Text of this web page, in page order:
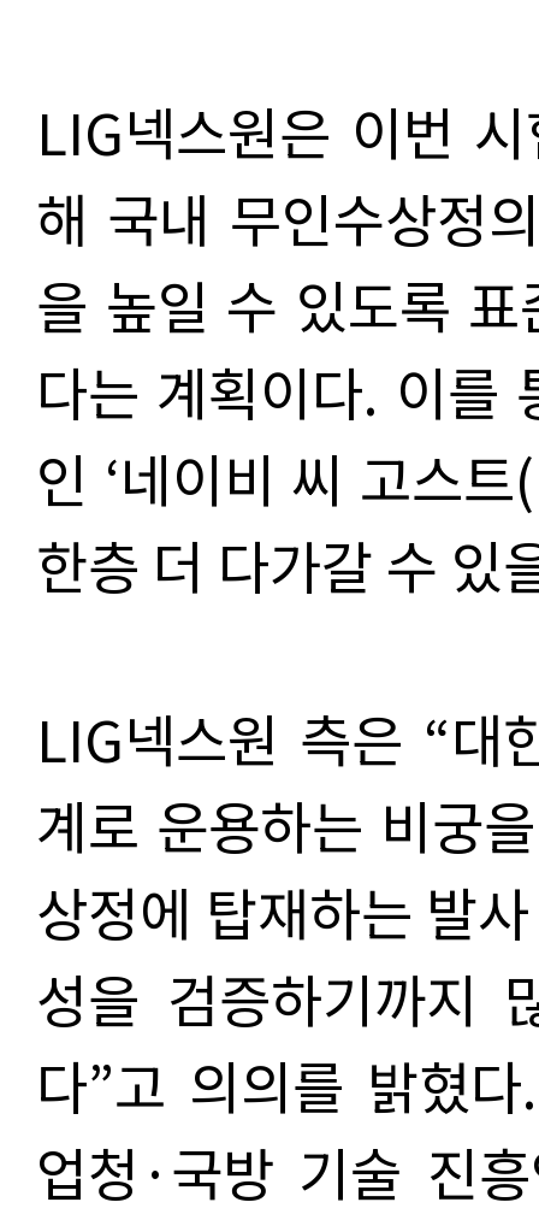
LIG넥스원은 이번
해 국내 무인수상정
을 높일 수 있도록
다는 계획이다. 이를
인 ‘네이비 씨 고스
한층 더 다가갈 수 있
LIG넥스원 측은 “대
계로 운용하는 비궁
상정에 탑재하는 발
성을 검증하기까지
다”고 의의를 밝혔
업청·국방 기술 진